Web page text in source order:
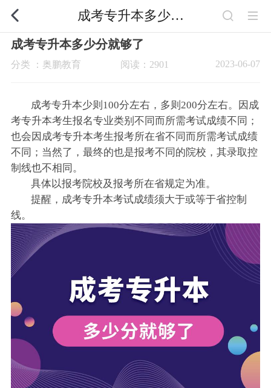
成考专升本多少分就够了
成考专升本多少分就够了
分类 ：奥鹏教育 2023-06-07
阅读：2901
成考专升本少则100分左右，多则200分左右。因成
考专升本考生报名专业类别不同而所需考试成绩不同；
也会因成考专升本考生报考所在省不同而所需考试成绩
不同；当然了，最终的也是报考不同的院校，其录取控
制线也不相同。
具体以报考院校及报考所在省规定为准。
提醒，成考专升本考试成绩须大于或等于省控制
线。